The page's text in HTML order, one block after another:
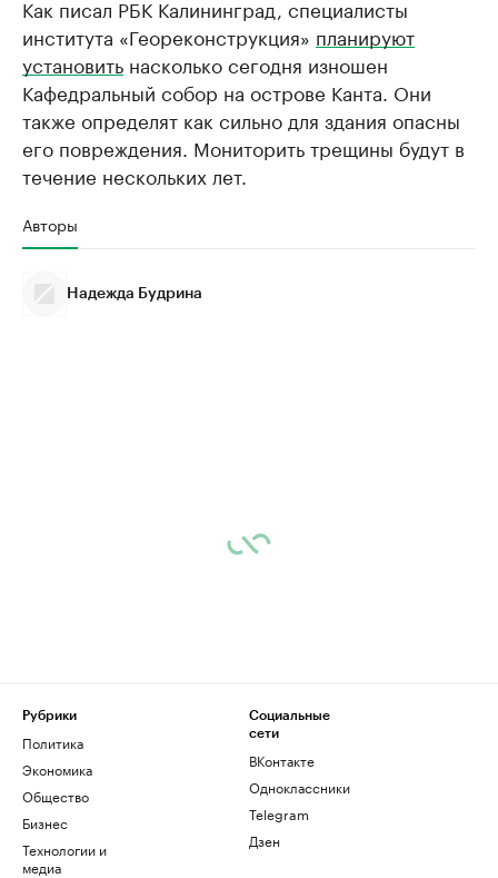
Как писал РБК Калининград, специалисты
института «Геореконструкция» планируют
установить насколько сегодня изношен
Кафедральный собор на острове Канта. Они
также определят как сильно для здания опасны
его повреждения. Мониторить трещины будут в
течение нескольких лет.
Авторы
Надежда Будрина
Рубрики
Политика
Экономика
Общество
Бизнес
Технологии и
медиа
Социальные
сети
ВКонтакте
Одноклассники
Telegram
Дзен